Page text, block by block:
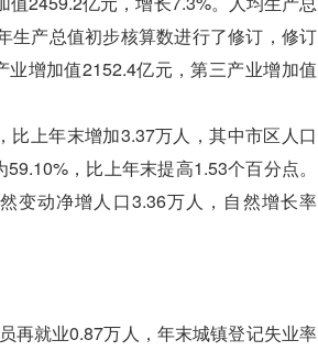
生产总值初步核算数进行了修订，修订
增加值2152.4亿元，第三产业增加值
上年末增加3.37万人，其中市区人口
，比上年末提高1.53个百分点。
变动净增人口3.36万人，自然增长率
就业0.87万人，年末城镇登记失业率